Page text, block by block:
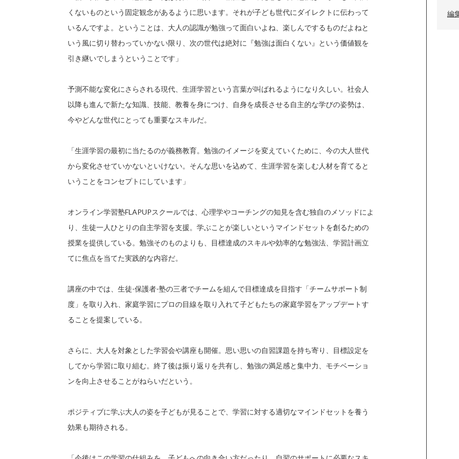
くないものという固定観念があるように思います。それが子ども世代にダイレクトに伝わって
いるんですよ。ということは、大人の認識が勉強って面白いよね、楽しんでするものだよねと
いう風に切り替わっていかない限り、次の世代は絶対に『勉強は面白くない』という価値観を
引き継いでしまうということです」
予測不能な変化にさらされる現代、生涯学習という言葉が叫ばれるようになり久しい。社会人
以降も進んで新たな知識、技能、教養を身につけ、自身を成長させる自主的な学びの姿勢は、
今やどんな世代にとっても重要なスキルだ。
「生涯学習の最初に当たるのが義務教育。勉強のイメージを変えていくために、今の大人世代
から変化させていかないといけない。そんな思いを込めて、生涯学習を楽しむ人材を育てると
いうことをコンセプトにしています」
オンライン学習塾FLAPUPスクールでは、心理学やコーチングの知見を含む独自のメソッドによ
り、生徒一人ひとりの自主学習を支援。学ぶことが楽しいというマインドセットを創るための
授業を提供している。勉強そのものよりも、目標達成のスキルや効率的な勉強法、学習計画立
てに焦点を当てた実践的な内容だ。
講座の中では、生徒-保護者-塾の三者でチームを組んで目標達成を目指す「チームサポート制
度」を取り入れ、家庭学習にプロの目線を取り入れて子どもたちの家庭学習をアップデートす
ることを提案している。
さらに、大人を対象とした学習会や講座も開催。思い思いの自習課題を持ち寄り、目標設定を
してから学習に取り組む。終了後は振り返りを共有し、勉強の満足感と集中力、モチベーショ
ンを向上させることがねらいだという。
ポジティブに学ぶ大人の姿を子どもが見ることで、学習に対する適切なマインドセットを養う
効果も期待される。
編